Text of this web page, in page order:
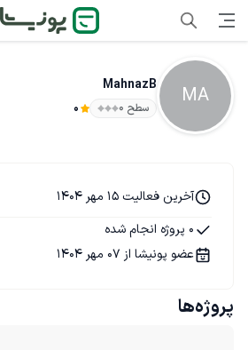
MA
MahnazB
سطح ۰ 0
آخرین فعالیت 15 مهر 1404
0 پروژه انجام شده
عضو پونیشا از 07 مهر 1404
پروژه‌ها